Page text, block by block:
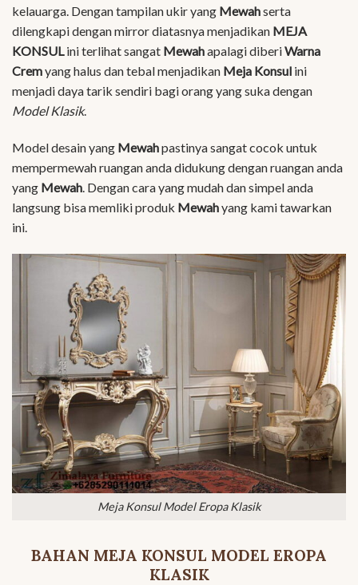
kelauarga. Dengan tampilan ukir yang Mewahserta
dilengkapi dengan mirror diatasnya menjadikan MEJA
KONSULini terlihat sangat Mewahapalagi diberiWarna
Cremyang halus dan tebal menjadikan Meja Konsul ini
menjadi daya tarik sendiri bagi orang yang suka dengan
Model Klasik.
Model desain yang Mewahpastinya sangat cocok untuk
mempermewah ruangan anda didukung dengan ruangan anda
yang Mewah. Dengan cara yang mudah dan simpel anda
langsung bisa memliki produk Mewahyang kami tawarkan
ini.
Meja Konsul Model Eropa Klasik
BAHAN MEJA KONSUL MODEL EROPA
KLASIK